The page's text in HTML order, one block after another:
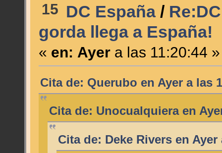
15 DC España/
gorda llega a España!
« en: Ayera las 11:20:44 »
Cita de: Querubo en Ayera las
Cita de: Unocualquiera en
Cita de: Deke Rivers en Ayer